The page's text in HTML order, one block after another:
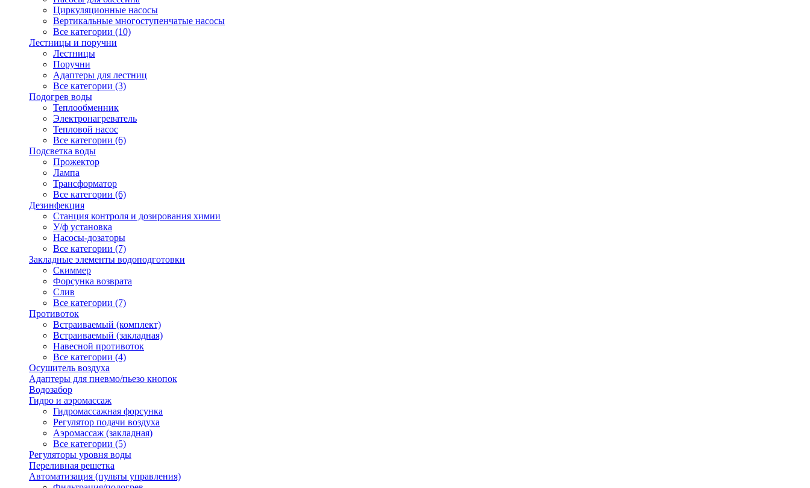
Циркуляционные насосы
Вертикальные многоступенчатые насосы
Все категории (10)
Лестницы и поручни
Лестницы
Поручни
Адаптеры для лестниц
Все категории (3)
Подогрев воды
Теплообменник
Электронагреватель
Тепловой насос
Все категории (6)
Подсветка воды
Прожектор
Лампа
Трансформатор
Все категории (6)
Дезинфекция
Станция контроля и дозирования химии
У/ф установка
Насосы-дозаторы
Все категории (7)
Закладные элементы водоподготовки
Скиммер
Форсунка возврата
Слив
Все категории (7)
Противоток
Встраиваемый (комплект)
Встраиваемый (закладная)
Навесной противоток
Все категории (4)
Осушитель воздуха
Адаптеры для пневмо/пьезо кнопок
Водозабор
Гидро и аэромассаж
Гидромассажная форсунка
Регулятор подачи воздуха
Аэромассаж (закладная)
Все категории (5)
Регуляторы уровня воды
Переливная решетка
Автоматизация (пульты управления)